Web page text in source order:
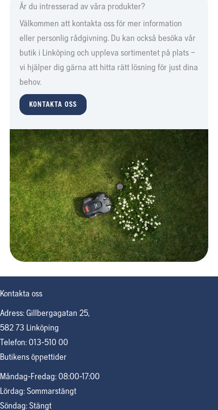
Är du intresserad av våra produkter?
Välkommen att kontakta oss för mer information
eller personlig rådgivning. Du kan också besöka vår
butik i Linköping och uppleva sortimentet på plats –
vi hjälper dig gärna att hitta rätt lösning för just dina
behov.
KONTAKTA OSS
Kontakta oss
Adress: Gillbergagatan 25,
582 73 Linköping
Telefon: 013-510 00
Butikens öppettider
Måndag-Fredag: 08:00-17:00
Lördag: Sommarstängt
Söndag: Stängt